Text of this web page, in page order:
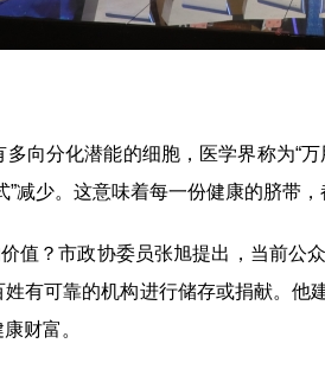
分化潜能的细胞，医学界称为“万
减少。这意味着每一份健康的脐带，
？市政协委员张旭提出，当前公
有可靠的机构进行储存或捐献。他
财富。